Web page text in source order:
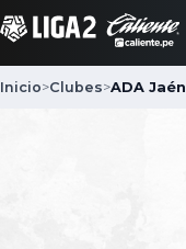
Inicio>Clubes>ADA Jaén